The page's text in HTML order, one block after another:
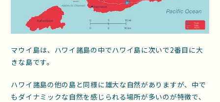
マウイ島は、ハワイ諸島の中でハワイ島に次いで2番目に大
きな島です。
ハワイ諸島の他の島と同様に雄大な自然がありますが、中で
もダイナミックな自然を感じられる場所が多いのが特徴で、